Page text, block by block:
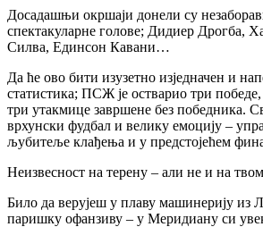
Досадашњи окршаји донели су
спектакуларне голове; Дидиер Дрогба,
Силва, Единсон Кавани…
Да ће ово бити изузетно изједначен и
статистика; ПСЖ је остварио три
три утакмице завршене без победника.
врхунски фудбал и велику емоцију –
љубитеље клађења и у предстојећем
Неизвесност на терену – али не и на
Било да верујеш у плаву машинерију из
паришку офанзиву – у Меридиану си